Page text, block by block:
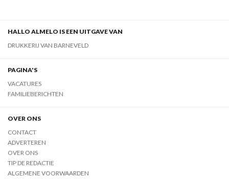
HALLO ALMELO IS EEN UITGAVE VAN
DRUKKERIJ VAN BARNEVELD
PAGINA'S
VACATURES
FAMILIEBERICHTEN
OVER ONS
CONTACT
ADVERTEREN
OVER ONS
TIP DE REDACTIE
ALGEMENE VOORWAARDEN